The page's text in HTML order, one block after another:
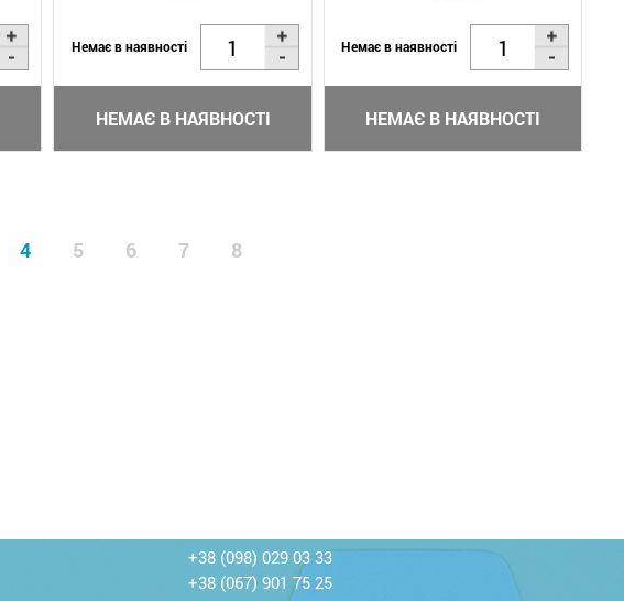
Немає в наявності
НЕМАЄ В НАЯВНОСТІ
Немає в наявності
НЕМАЄ В НАЯВНОСТІ
4 5 6 7 8
+38 (098) 029 03 33
+38 (067) 901 75 25